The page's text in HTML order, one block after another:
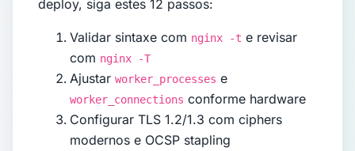
deploy, siga estes 12 passos:
Validar sintaxe com nginx -t e revisar
com nginx -T
Ajustar worker_processes e
worker_connections conforme hardware
Configurar TLS 1.2/1.3 com ciphers
modernos e OCSP stapling